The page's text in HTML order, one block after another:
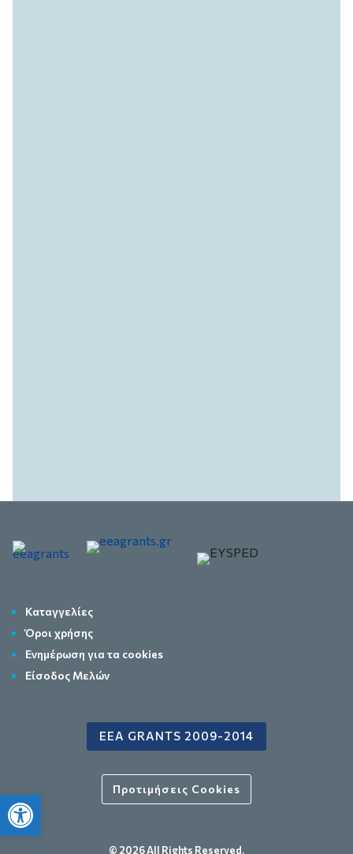
Ανοίξτε τη γραμμή εργαλείων
Καταγγελίες
Όροι χρήσης
Ενημέρωση για τα cookies
Είσοδος Μελών
EEA GRANTS 2009-2014
Προτιμήσεις Cookies
© 2026 All Rights Reserved.